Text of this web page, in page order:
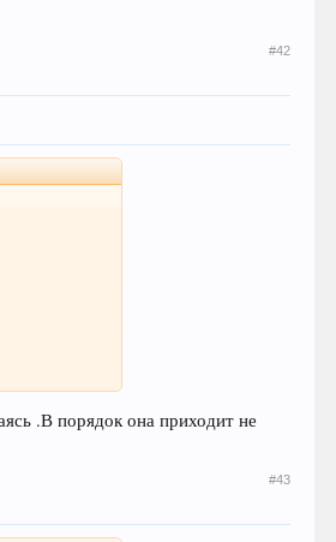
#42
.В порядок она приходит не
#43